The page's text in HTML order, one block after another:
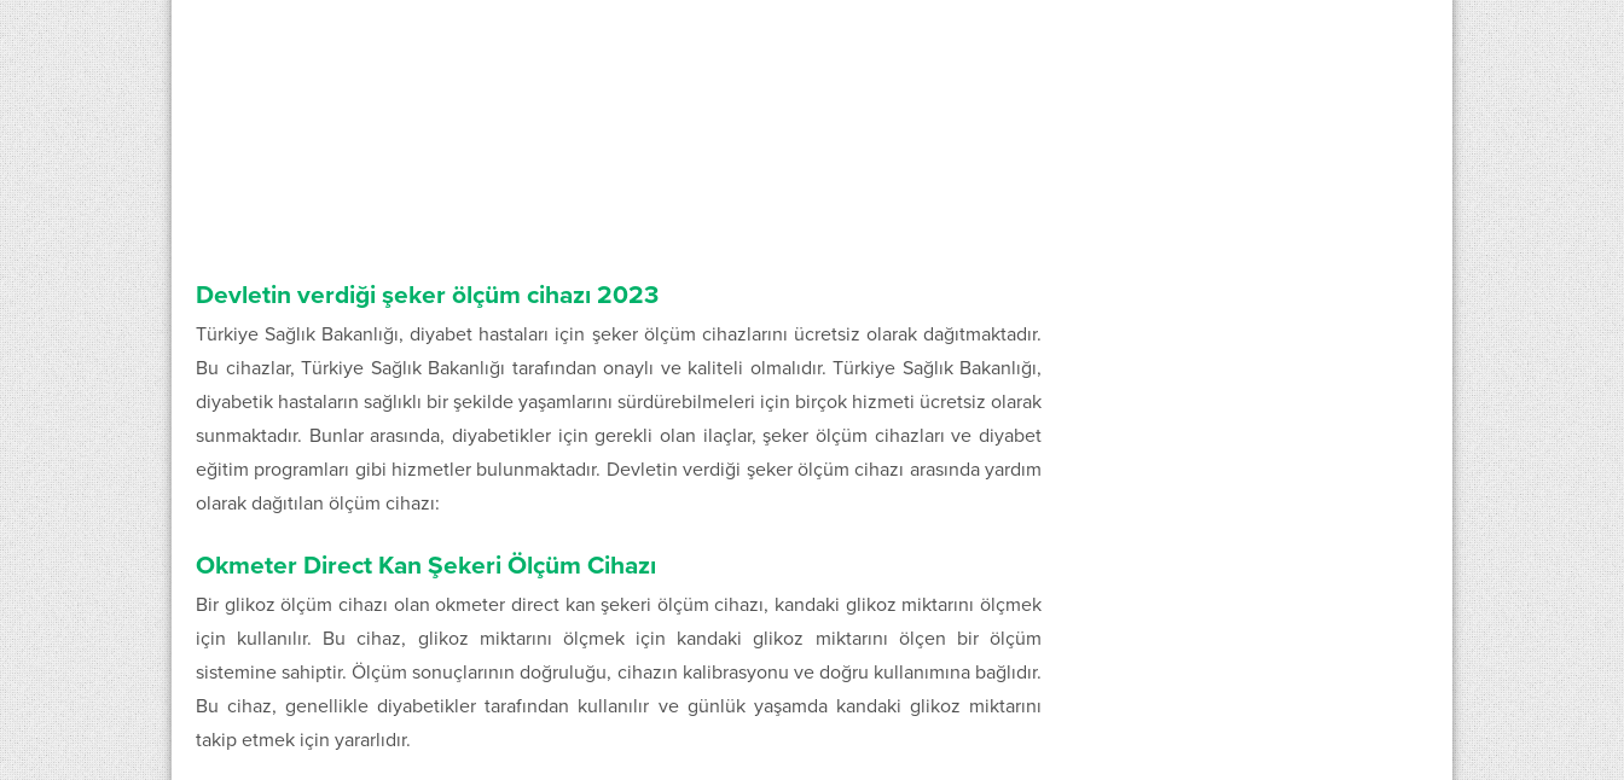
Devletin verdiği şeker ölçüm cihazı 2023
Türkiye Sağlık Bakanlığı, diyabet hastaları için şeker ölçüm cihazlarını ücretsiz olarak dağıtmaktadır.
Bu cihazlar, Türkiye Sağlık Bakanlığı tarafından onaylı ve kaliteli olmalıdır. Türkiye Sağlık Bakanlığı,
diyabetik hastaların sağlıklı bir şekilde yaşamlarını sürdürebilmeleri için birçok hizmeti ücretsiz olarak
sunmaktadır. Bunlar arasında, diyabetikler için gerekli olan ilaçlar, şeker ölçüm cihazları ve diyabet
eğitim programları gibi hizmetler bulunmaktadır. Devletin verdiği şeker ölçüm cihazı arasında yardım
olarak dağıtılan ölçüm cihazı:
Okmeter Direct Kan Şekeri Ölçüm Cihazı
Bir glikoz ölçüm cihazı olan okmeter direct kan şekeri ölçüm cihazı, kandaki glikoz miktarını ölçmek
için kullanılır. Bu cihaz, glikoz miktarını ölçmek için kandaki glikoz miktarını ölçen bir ölçüm
sistemine sahiptir. Ölçüm sonuçlarının doğruluğu, cihazın kalibrasyonu ve doğru kullanımına bağlıdır.
Bu cihaz, genellikle diyabetikler tarafından kullanılır ve günlük yaşamda kandaki glikoz miktarını
takip etmek için yararlıdır.